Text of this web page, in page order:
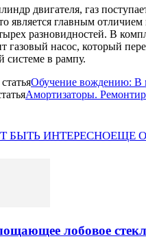
двигателя, газ
является главным
разновидностей. В
газовый насос, который
системе в рампу.
Обучение вождению: В
Амортизаторы.
БЫТЬ ИНТЕРЕСНОЕЩЕ
лобовое